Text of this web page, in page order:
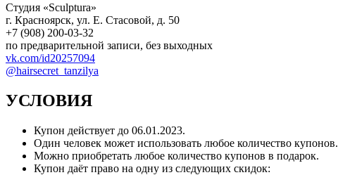
Студия «Sculptura»
г. Красноярск, ул. Е. Стасовой, д. 50
+7 (908) 200-03-32
по предварительной записи, без выходных
vk.com/id20257094
@hairsecret_tanzilya
УСЛОВИЯ
Купон действует до 06.01.2023.
Один человек может использовать любое количество купонов.
Можно приобретать любое количество купонов в подарок.
Купон даёт право на одну из следующих скидок: